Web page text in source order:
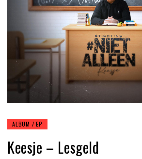
ALBUM / EP
Keesje – Lesgeld